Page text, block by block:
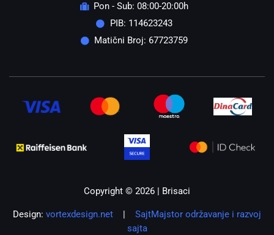
Pon - Sub: 08:00-20:00h
PIB: 114623243
Matični Broj: 67723759
Copyright © 2026 | Brisaci
Design: vortexdesign.net | SajtMajstor održavanje i razvoj
sajta